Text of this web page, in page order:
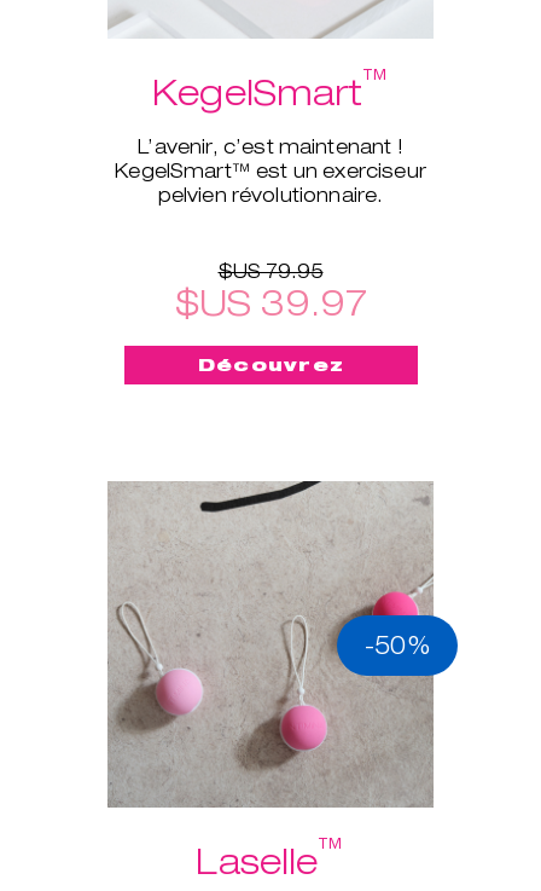
KegelSmart™
L’avenir, c’est maintenant !
KegelSmart™ est un exerciseur
pelvien révolutionnaire.
$US 79.95
$US 39.97
Découvrez
-50%
Laselle™